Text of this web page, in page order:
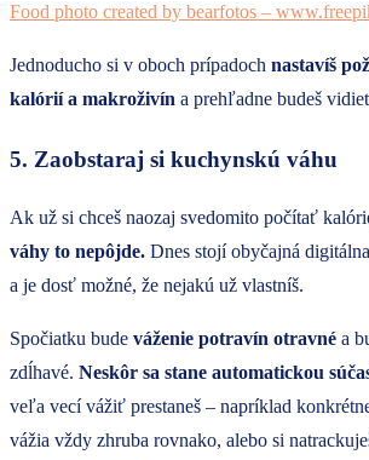
Food photo created by bearfotos –
Jednoducho si v oboch prípadoch nastavíš
kalórií a makroživín a prehľadne budeš
5. Zaobstaraj si kuchynskú váhu
Ak už si chceš naozaj svedomito počítať
váhy to nepôjde. Dnes stojí obyčajná
a je dosť možné, že nejakú už vlastníš.
Spočiatku bude váženie potravín otravné a
zdĺhavé. Neskôr sa stane automatickou
veľa vecí vážiť prestaneš – napríklad
vážia vždy zhruba rovnako, alebo si